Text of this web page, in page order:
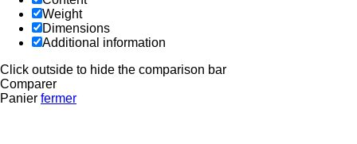
Weight
Dimensions
Additional information
Click outside to hide the comparison bar
Comparer
Panier fermer